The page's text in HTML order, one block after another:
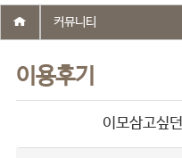
이용후기
커뮤니티
이모삼고싶